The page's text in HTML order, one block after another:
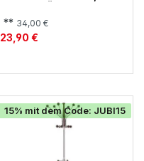
** 34,00 €
23,90 €
15% mit dem Code: JUBI15